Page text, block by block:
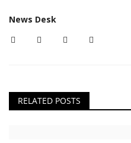
News Desk
RELATED POSTS